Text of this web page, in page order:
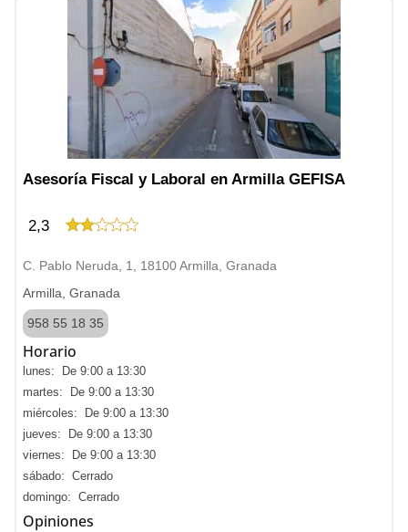
Asesoría Fiscal y Laboral en Armilla GEFISA
2,3
C. Pablo Neruda, 1, 18100 Armilla, Granada
Armilla, Granada
958 55 18 35
Horario
lunes: De 9:00 a 13:30
martes: De 9:00 a 13:30
miércoles: De 9:00 a 13:30
jueves: De 9:00 a 13:30
viernes: De 9:00 a 13:30
sábado: Cerrado
domingo: Cerrado
Opiniones